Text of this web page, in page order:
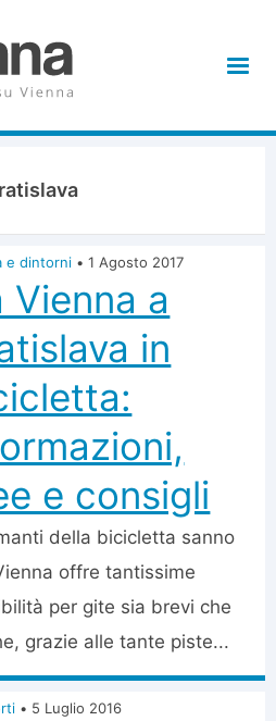
e dintorni • 1 Agosto 2017
Vienna a
in
e consigli
della bicicletta sanno
offre tantissime
per gite sia brevi che
grazie alle tante piste...
• 5 Luglio 2016